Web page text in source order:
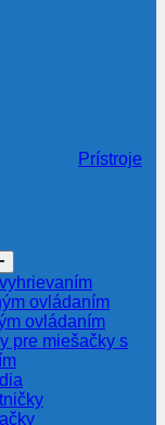
Prístroje
ovládaním
ovládaním
pre miešačky s